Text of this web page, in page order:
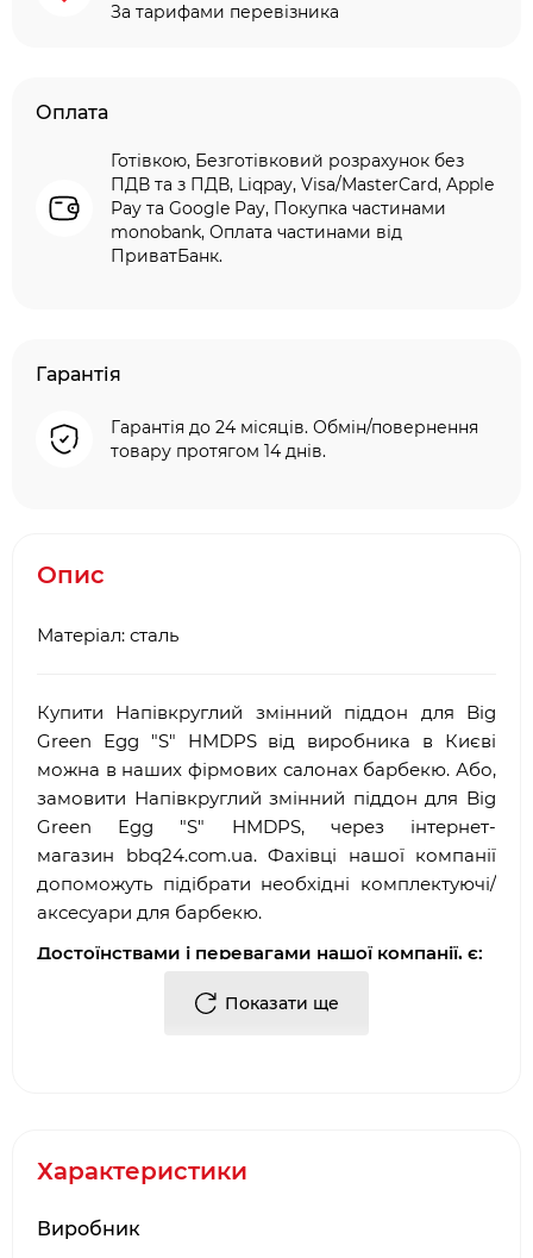
За тарифами перевізника
Оплата
Готівкою, Безготівковий розрахунок без
ПДВ та з ПДВ, Liqpay, Visa/MasterCard, Apple
Pay та Google Pay, Покупка частинами
monobank, Оплата частинами від
ПриватБанк.
Гарантія
Гарантія до 24 місяців. Обмін/повернення
товару протягом 14 днів.
Опис
Матеріал: сталь
Купити Напівкруглий змінний піддон для Big
Green Egg "S" HMDPS від виробника в Києві
можна в наших фірмових салонах барбекю. Або,
замовити Напівкруглий змінний піддон для Big
Green Egg "S" HMDPS, через інтернет-
магазин bbq24.com.ua. Фахівці нашої компанії
допоможуть підібрати необхідні комплектуючі/
аксесуари для барбекю.
Достоїнствами і перевагами нашої компанії, є:
Багаторічний досвід роботи у сфері
аксесуарів для гриля
·
Два фірмових салони барбекю в місті Києві:
·
Наявність товару на складі виробника в
Показати ще
Характеристики
Виробник